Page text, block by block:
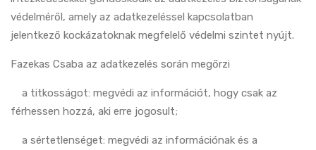
védelméről, amely az adatkezeléssel kapcsolatban
jelentkező kockázatoknak megfelelő védelmi szintet nyújt.
Fazekas Csaba az adatkezelés során megőrzi
a titkosságot: megvédi az információt, hogy csak az
férhessen hozzá, aki erre jogosult;
a sértetlenséget: megvédi az információnak és a